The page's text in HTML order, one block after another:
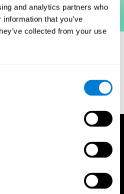
and analytics partners who
that you’ve
collected from your use
Woodcock Reading Mastery Tests,